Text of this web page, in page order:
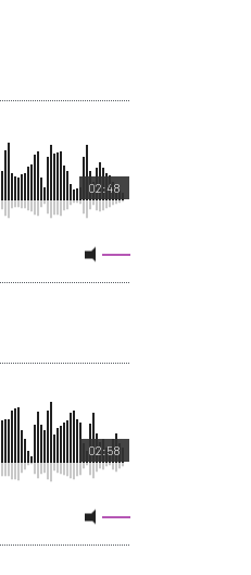
02:48
02:58